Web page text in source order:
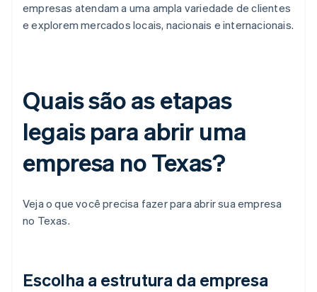
empresas atendam a uma ampla variedade de clientes
e explorem mercados locais, nacionais e internacionais.
Quais são as etapas
legais para abrir uma
empresa no Texas?
Veja o que você precisa fazer para abrir sua empresa
no Texas.
Escolha a estrutura da empresa